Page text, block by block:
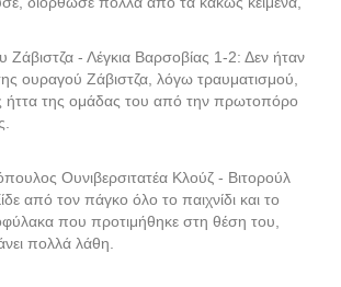
Ζάβιστζα - Λέγκια Βαρσοβίας 1-2: Δεν ήταν
ουραγού Ζάβιστζα, λόγω τραυματισμού,
ήττα της ομάδας του από την πρωτοπόρο
Ουνιβερσιτατέα Κλούζ - Βιτορούλ
από τον πάγκο όλο το παιχνίδι και το
που προτιμήθηκε στη θέση του,
πολλά λάθη.